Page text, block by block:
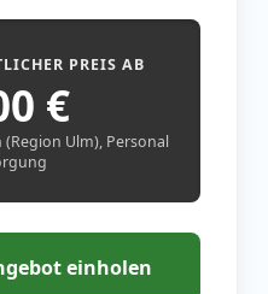
PREIS AB
€
Ulm), Personal
einholen